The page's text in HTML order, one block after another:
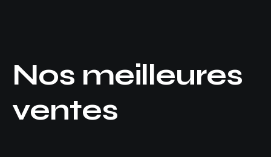
Nos meilleures
ventes